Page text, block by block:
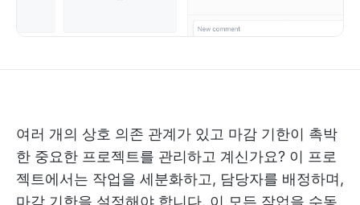
여러 개의 상호 의존 관계가 있고 마감 기한이 촉박
한 중요한 프로젝트를 관리하고 계신가요? 이 프로
젝트에서는 작업을 세분화하고, 담당자를 배정하며,
마감 기한을 설정해야 합니다. 이 모든 작업을 수동